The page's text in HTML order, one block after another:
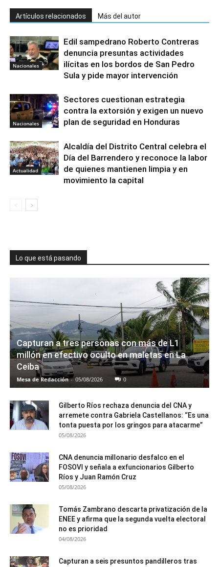
Artículos relacionados Más del autor
Nacionales
Edil sampedrano Roberto Contreras
denuncia presuntas actividades
ilícitas en los bordos de San Pedro
Sula y pide mayor intervención
Nacionales
Sectores cuestionan estrategia
contra la extorsión y exigen un nuevo
plan de seguridad en Honduras
Actualidad
Alcaldía del Distrito Central celebra el
Día del Barrendero y reconoce la labor
de quienes mantienen limpia y en
movimiento la capital
Lo que está pasando
Capturan a tres personas con más de L1
millón en efectivo oculto en maletas en La
Ceiba
Mesa de Redacción - 05/08/2026 0
Gilberto Ríos rechaza denuncia del CNA y
arremete contra Gabriela Castellanos: “Es una
tonta puesta por los gringos para atacarme”
05/08/2026
CNA denuncia millonario desfalco en el
FOSOVI y señala a exfuncionarios Gilberto
Ríos y Juan Ramón Cruz
05/08/2026
Tomás Zambrano descarta privatización de la
ENEE y afirma que la segunda vuelta electoral
no es prioridad
04/08/2026
Capturan a seis presuntos pandilleros tras